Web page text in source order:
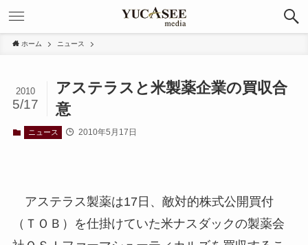
ホーム ニュース
アステラスと米製薬企業の買収合
意
2010
5/17
ニュース 2010年5月17日
アステラス製薬は17日、敵対的株式公開買付
（ＴＯＢ）を仕掛けていた米ナスダックの製薬会